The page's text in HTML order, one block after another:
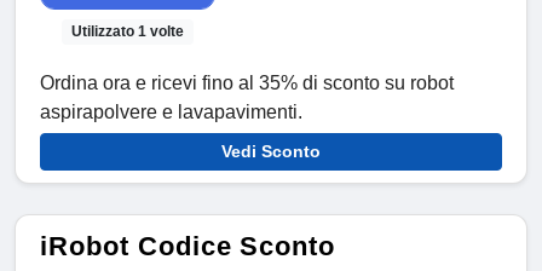
Utilizzato 1 volte
Ordina ora e ricevi fino al 35% di sconto su robot
aspirapolvere e lavapavimenti.
Vedi Sconto
iRobot Codice Sconto